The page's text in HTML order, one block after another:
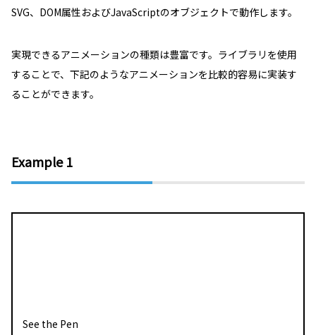
SVG、DOM属性およびJavaScriptのオブジェクトで動作します。
実現できるアニメーションの種類は豊富です。ライブラリを使用
することで、下記のようなアニメーションを比較的容易に実装す
ることができます。
Example 1
See the Pen